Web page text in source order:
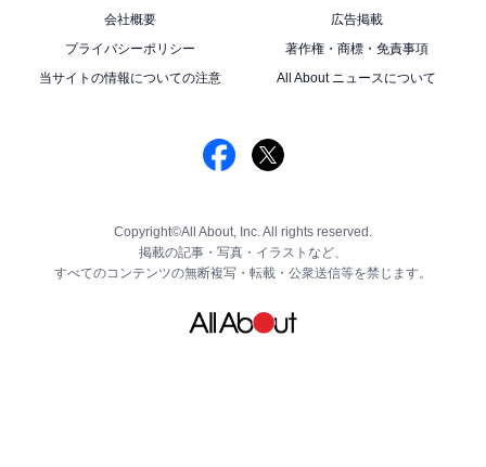
会社概要
広告掲載
プライバシーポリシー
著作権・商標・免責事項
当サイトの情報についての注意
All About ニュースについて
Copyright©All About, Inc. All rights reserved.
掲載の記事・写真・イラストなど、
すべてのコンテンツの無断複写・転載・公衆送信等を禁じます。